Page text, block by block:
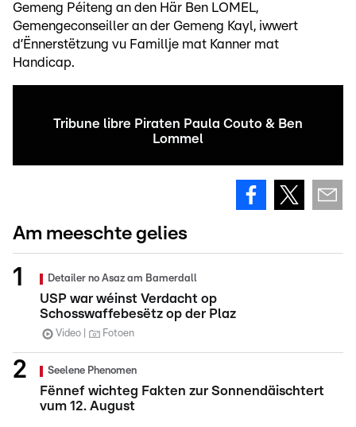
Gemeng Péiteng an den Här Ben LOMEL,
Gemengeconseiller an der Gemeng Kayl, iwwert
d’Ënnerstëtzung vu Famillje mat Kanner mat
Handicap.
Tribune libre Piraten Paula Couto & Ben
Lommel
Am meeschte gelies
Detailer no Asaz am Bamerdall
USP war wéinst Verdacht op
Schosswaffebesëtz op der Plaz
Video Fotoen
Seelene Phenomen
Fënnef wichteg Fakten zur Sonnendäischtert
vum 12. August